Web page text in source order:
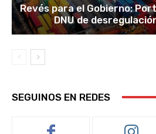
Revés para el Gobierno:
DNU de
SEGUINOS EN REDES